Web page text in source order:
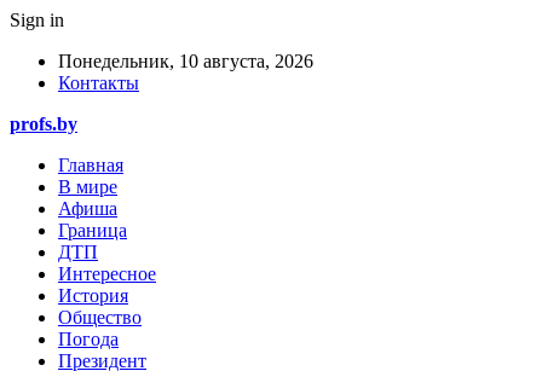
Sign in
Понедельник, 10 августа, 2026
Контакты
profs.by
Главная
В мире
Афиша
Граница
ДТП
Интересное
История
Общество
Погода
Президент